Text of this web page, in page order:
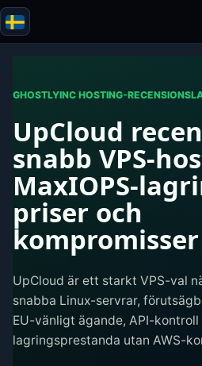
Blazor
Verktyg
Tester & Recensioner
GHOSTLYINC HOSTING-
UpCloud
snabb VPS-
MaxIOPS-
priser och
kompromisser
UpCloud är ett starkt VPS-val
snabba Linux-servrar,
EU-vänligt ägande, API-kontroll
lagringsprestanda utan AWS-